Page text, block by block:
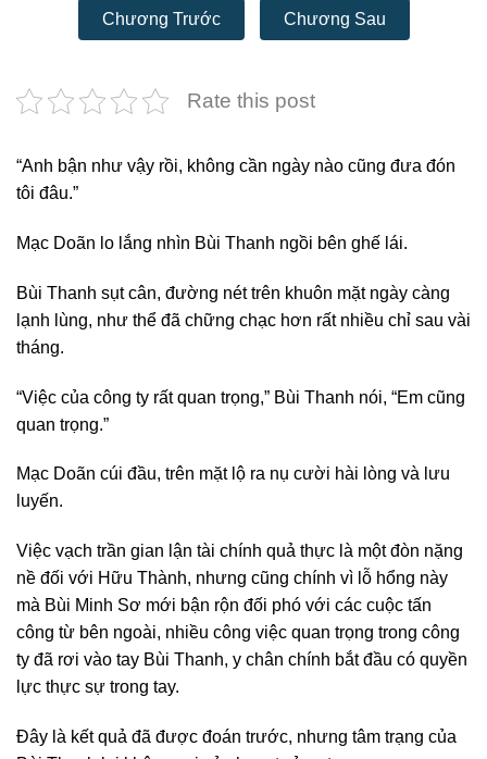
Chương Trước Chương Sau
Rate this post
“Anh bận như vậy rồi, không cần ngày nào cũng đưa đón
tôi đâu.”
Mạc Doãn lo lắng nhìn Bùi Thanh ngồi bên ghế lái.
Bùi Thanh sụt cân, đường nét trên khuôn mặt ngày càng
lạnh lùng, như thể đã chững chạc hơn rất nhiều chỉ sau vài
tháng.
“Việc của công ty rất quan trọng,” Bùi Thanh nói, “Em cũng
quan trọng.”
Mạc Doãn cúi đầu, trên mặt lộ ra nụ cười hài lòng và lưu
luyến.
Việc vạch trần gian lận tài chính quả thực là một đòn nặng
nề đối với Hữu Thành, nhưng cũng chính vì lỗ hổng này
mà Bùi Minh Sơ mới bận rộn đối phó với các cuộc tấn
công từ bên ngoài, nhiều công việc quan trọng trong công
ty đã rơi vào tay Bùi Thanh, y chân chính bắt đầu có quyền
lực thực sự trong tay.
Đây là kết quả đã được đoán trước, nhưng tâm trạng của